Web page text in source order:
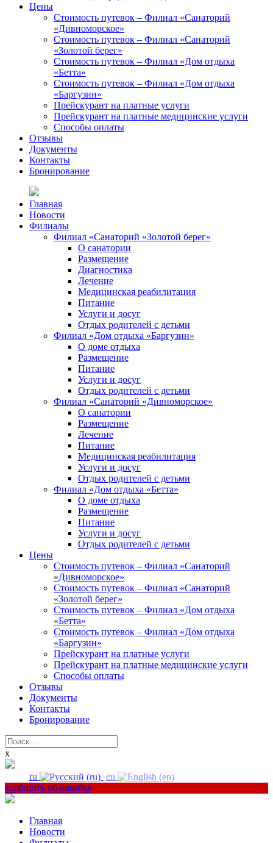
Цены
Стоимость путевок – Филиал «Санаторий
«Дивноморское»
Стоимость путевок – Филиал «Санаторий
«Золотой берег»
Стоимость путевок – Филиал «Дом отдыха
«Бетта»
Стоимость путевок – Филиал «Дом отдыха
«Баргузин»
Прейскурант на платные услуги
Прейскурант на платные медицинские услуги
Способы оплаты
Отзывы
Документы
Контакты
Бронирование
Главная
Новости
Филиалы
Филиал «Санаторий «Золотой берег»
О санатории
Размещение
Диагностика
Лечение
Медицинская реабилитация
Питание
Услуги и досуг
Отдых родителей с детьми
Филиал «Дом отдыха «Баргузин»
О доме отдыха
Размещение
Питание
Услуги и досуг
Отдых родителей с детьми
Филиал «Санаторий «Дивноморское»
О санатории
Размещение
Лечение
Питание
Медицинская реабилитация
Услуги и досуг
Отдых родителей с детьми
Филиал «Дом отдыха «Бетта»
О доме отдыха
Размещение
Питание
Услуги и досуг
Отдых родителей с детьми
Цены
Стоимость путевок – Филиал «Санаторий
«Дивноморское»
Стоимость путевок – Филиал «Санаторий
«Золотой берег»
Стоимость путевок – Филиал «Дом отдыха
«Бетта»
Стоимость путевок – Филиал «Дом отдыха
«Баргузин»
Прейскурант на платные услуги
Прейскурант на платные медицинские услуги
Способы оплаты
Отзывы
Документы
Контакты
Бронирование
Найти:
x
ru
en
сообщить об ошибке
Главная
Новости